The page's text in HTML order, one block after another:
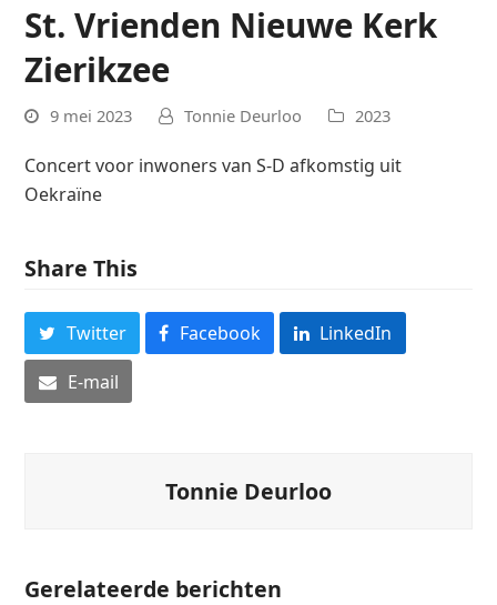
St. Vrienden Nieuwe Kerk
Zierikzee
9 mei 2023 Tonnie Deurloo 2023
Concert voor inwoners van S-D afkomstig uit
Oekraïne
Share This
Twitter Facebook
LinkedIn
E-mail
Tonnie Deurloo
Gerelateerde berichten